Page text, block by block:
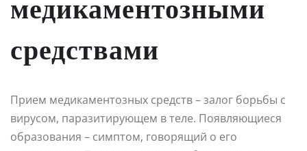
средствами
Прием медикаментозных средств – залог борьбы с
вирусом, паразитирующем в теле. Появляющиеся
образования – симптом, говорящий о его